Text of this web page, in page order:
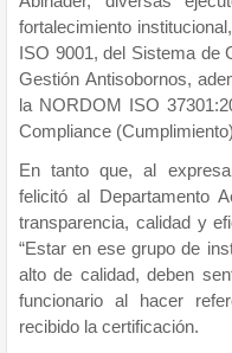
fortalecimiento
ISO 9001, del Sistema de
Gestión Antisobornos,
la NORDOM ISO
Compliance
En tanto que, al
felicitó al Departamento
transparencia, calidad y
“Estar en ese grupo de
alto de calidad, deben
funcionario al hacer
recibido la certificación.